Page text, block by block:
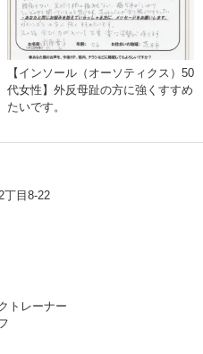
【インソール（オーソティクス）50
代女性】外反母趾の方に強くすすめ
たいです。
目8-22
トレーナー